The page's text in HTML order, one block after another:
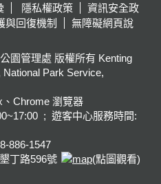
隱私權政策
資訊安全政
與回復機制
無障礙網頁說
園管理處 版權所有 Kenting
Park Service,
Chrome 瀏覽器
; 遊客中心服務時間:
886-1547
丁路596號
(點圖觀看)